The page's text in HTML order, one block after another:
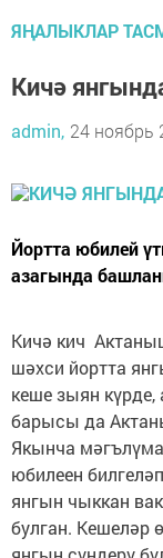
ЯҢАЛЫКЛАР
Кичә
admin, 24 ноябрь
Йортта юбилей
азагында
Кичә кич
шәхси йортта
кеше зыян
барысы да
Якынча
юбилеен
янгын чыккан
булган. Кешеләр